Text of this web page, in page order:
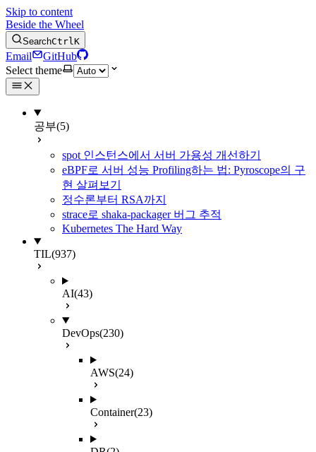
Skip to content
Beside the Wheel
SearchCtrlK
Email
GitHub
Select theme
공부(5)
spot 인스턴스에서 서버 가용성 개선하기
eBPF로 서버 성능 Profiling하는 법: Pyroscope의 구
현 살펴보기
정수론부터 RSA까지
strace로 shaka-packager 버그 추적
Kubernetes The Hard Way
TIL(937)
AI(43)
DevOps(230)
AWS(24)
Container(23)